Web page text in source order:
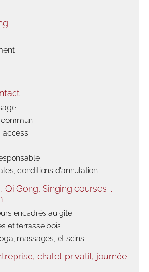
commun
access
conditions d'annulation
Qi Gong, Singing courses ...
encadrés au gîte
et terrasse bois
massages, et soins
chalet privatif, journée